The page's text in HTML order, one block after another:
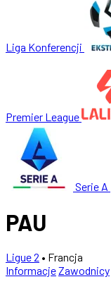
Liga Konferencji
Premier League
Serie A
PAU
Ligue 2 • Francja
InformacjeZawodnicy